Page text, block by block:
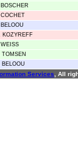
BOSCHER
COCHET
BELOOU
KOZYREFF
WEISS
TOMSEN
BELOOU
Services , All